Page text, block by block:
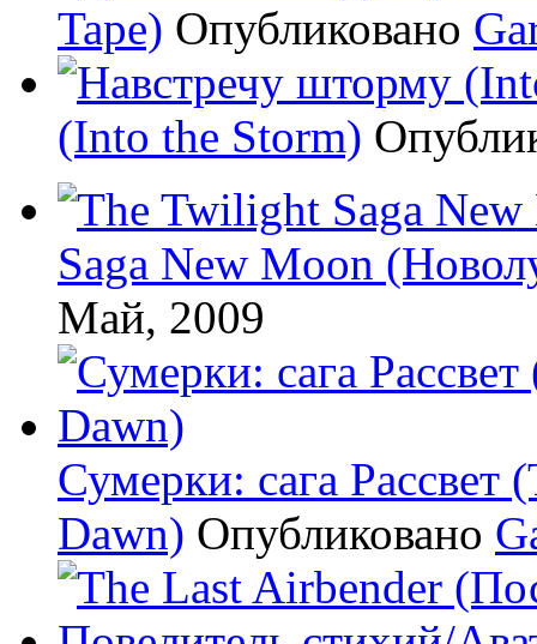
Tape) Опубликовано
(Into the Storm)
Saga New Moon
Май, 2009
Сумерки: cага Рассвет
Dawn) Опубликовано